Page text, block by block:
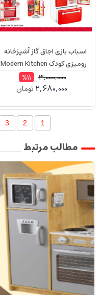
اسباب بازی اجاق گاز آشپزخانه
رومیزی کودک Modern Kitchen
3,000,000
%11
2,680,000تومان
1
2
3
مطالب مرتبط